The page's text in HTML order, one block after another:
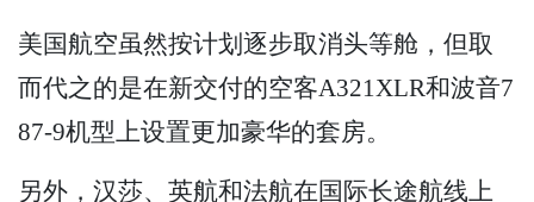
美国航空虽然按计划逐步取消头等舱，但取
而代之的是在新交付的空客A321XLR和波音7
87-9机型上设置更加豪华的套房。
另外，汉莎、英航和法航在国际长途航线上